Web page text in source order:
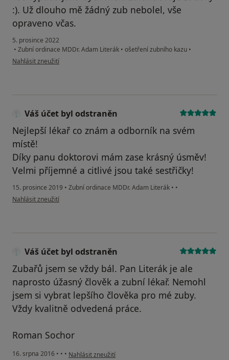
:). Už dlouho mě žádný zub nebolel, vše
opraveno včas.
5. prosince 2022
• Zubní ordinace MDDr. Adam Literák • ošetření zubního kazu •
podle názoru uživatele V.K.
Nahlásit zneužití
Váš účet byl odstraněn
Nejlepší lékař co znám a odborník na svém
místě!
Díky panu doktorovi mám zase krásný úsměv!
Velmi příjemné a citlivé jsou také sestřičky!
15. prosince 2019 • Zubní ordinace MDDr. Adam Literák • •
podle názoru uživatele Váš účet byl odstraněn
Nahlásit zneužití
Váš účet byl odstraněn
Zubařů jsem se vždy bál. Pan Literák je ale
naprosto úžasný člověk a zubní lékař. Nemohl
jsem si vybrat lepšího člověka pro mé zuby.
Vždy kvalitně odvedená práce.
Roman Sochor
16. srpna 2016 • • • podle názoru uživatele Váš účet byl odstraněn
Nahlásit zneužití